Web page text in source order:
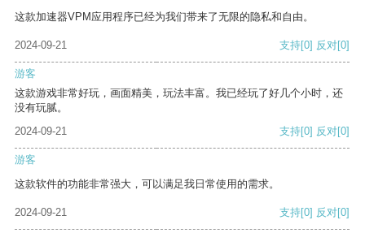
这款加速器VPM应用程序已经为我们带来了无限的隐私和自由。
2024-09-21 支持[0] 反对[0]
游客
这款游戏非常好玩，画面精美，玩法丰富。我已经玩了好几个小时，还
没有玩腻。
2024-09-21
支持[0] 反对[0]
游客
这款软件的功能非常强大，可以满足我日常使用的需求。
2024-09-21 支持[0] 反对[0]